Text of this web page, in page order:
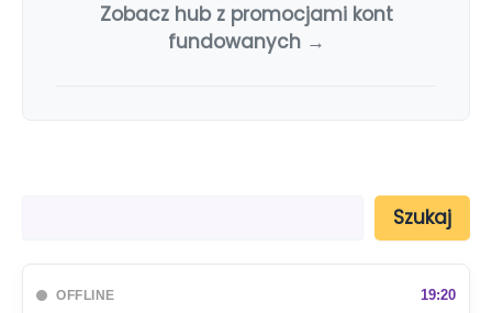
Zobacz hub z promocjami kont
fundowanych →
Szukaj
OFFLINE 19:20